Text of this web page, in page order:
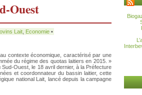
Ouest
Lait Economie •
contexte économique, caractérisé par une
du régime des quotas laitiers en 2015. »
Ouest, le 18 avril dernier, à la Préfecture
et coordonnateur du bassin laitier, cette
national Lait, lancé depuis la campagne